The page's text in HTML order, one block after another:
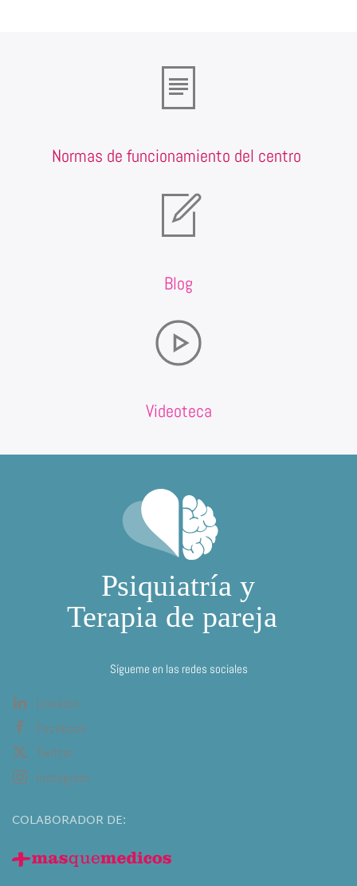
Normas de funcionamiento del centro
Blog
Videoteca
Sígueme en las redes sociales
Linkedin
Facebook
Twitter
Instagram
COLABORADOR DE: